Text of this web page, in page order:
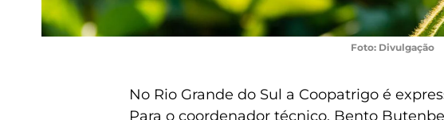
Foto: Divulgação
No Rio Grande do Sul a Coopatrigo é
Para o coordenador técnico, Bento